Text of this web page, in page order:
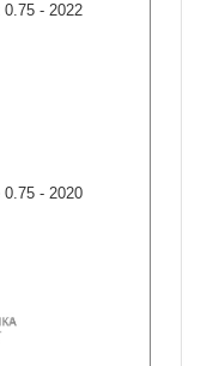
- 2022
- 2020